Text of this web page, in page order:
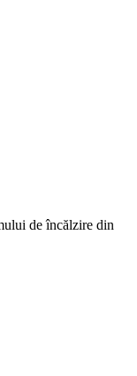
de încălzire din